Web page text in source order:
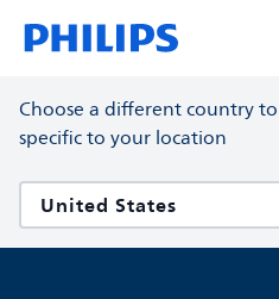
Choose a different country
specific to your location